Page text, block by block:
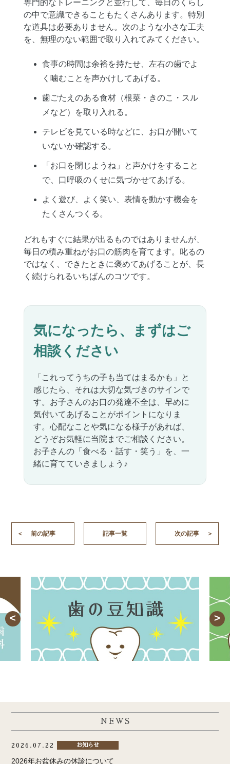
専門的なトレーニングと並行して、毎日のくらし
の中で意識できることもたくさんあります。特別
な道具は必要ありません。次のような小さな工夫
を、無理のない範囲で取り入れてみてください。
食事の時間は余裕を持たせ、左右の歯でよ
く噛むことを声かけしてあげる。
歯ごたえのある食材（根菜・きのこ・スル
メなど）を取り入れる。
テレビを見ている時などに、お口が開いて
いないか確認する。
「お口を閉じようね」と声かけをすること
で、口呼吸のくせに気づかせてあげる。
よく遊び、よく笑い、表情を動かす機会を
たくさんつくる。
どれもすぐに結果が出るものではありませんが、
毎日の積み重ねがお口の筋肉を育てます。叱るの
ではなく、できたときに褒めてあげることが、長
く続けられるいちばんのコツです。
気になったら、まずはご
相談ください
「これってうちの子も当てはまるかも」と
感じたら、それは大切な気づきのサインで
す。お子さんのお口の発達不全は、早めに
気付いてあげることがポイントになりま
す。心配なことや気になる様子があれば、
どうぞお気軽に当院までご相談ください。
お子さんの「食べる・話す・笑う」を、一
緒に育てていきましょう♪
前の記事 記事一覧 次の記事
NEWS
2026.07.22 お知らせ
2026年お盆休みの休診について